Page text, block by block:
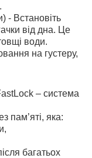
- Встановіть
від дна. Це
води.
на густеру,
– система
пам’яті, яка:
багатьох